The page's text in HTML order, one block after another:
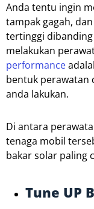
Anda tentu ingin
tampak gagah,
tertinggi
melakukan
performance
bentuk perawatan
anda lakukan.
Di antara
tenaga mobil
bakar solar paling
Tune UP